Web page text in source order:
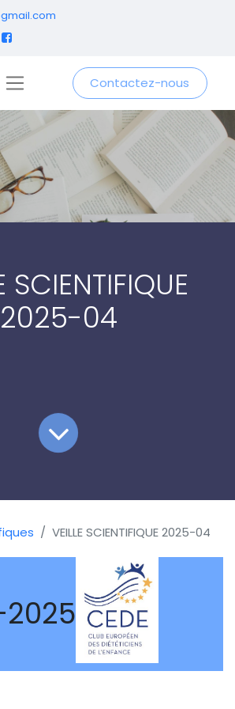
Contactez-nous
SCIENTIFIQUE
2025-04
VEILLE SCIENTIFIQUE 2025-04